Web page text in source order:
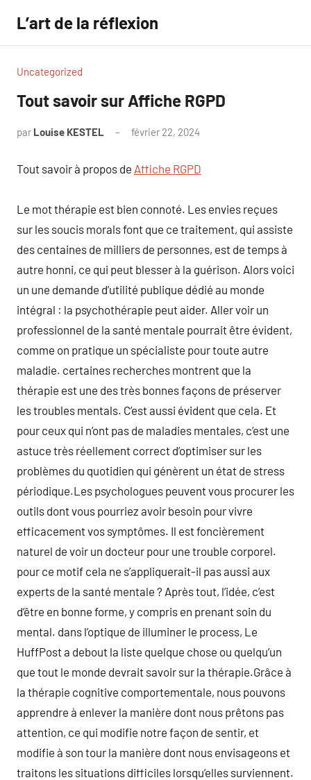
contenu
L’art de la réflexion
Uncategorized
Tout savoir sur Affiche RGPD
par Louise KESTEL février 22, 2024
Tout savoir à propos de Affiche RGPD
Le mot thérapie est bien connoté. Les envies reçues
sur les soucis morals font que ce traitement, qui assiste
des centaines de milliers de personnes, est de temps à
autre honni, ce qui peut blesser à la guérison. Alors voici
un une demande d’utilité publique dédié au monde
intégral : la psychothérapie peut aider. Aller voir un
professionnel de la santé mentale pourrait être évident,
comme on pratique un spécialiste pour toute autre
maladie. certaines recherches montrent que la
thérapie est une des très bonnes façons de préserver
les troubles mentals. C’est aussi évident que cela. Et
pour ceux qui n’ont pas de maladies mentales, c’est une
astuce très réellement correct d’optimiser sur les
problèmes du quotidien qui génèrent un état de stress
périodique.Les psychologues peuvent vous procurer les
outils dont vous pourriez avoir besoin pour vivre
efficacement vos symptômes. Il est foncièrement
naturel de voir un docteur pour une trouble corporel.
pour ce motif cela ne s’appliquerait-il pas aussi aux
experts de la santé mentale ? Après tout, l’idée, c’est
d’être en bonne forme, y compris en prenant soin du
mental. dans l’optique de illuminer le process, Le
HuffPost a debout la liste quelque chose ou quelqu’un
que tout le monde devrait savoir sur la thérapie.Grâce à
la thérapie cognitive comportementale, nous pouvons
apprendre à enlever la manière dont nous prêtons pas
attention, ce qui modifie notre façon de sentir, et
modifie à son tour la manière dont nous envisageons et
traitons les situations difficiles lorsqu’elles surviennent.